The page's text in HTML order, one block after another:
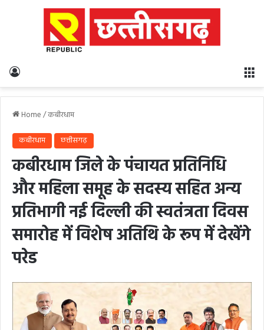
Home/कबीरधाम
कबीरधाम छत्तीसगढ़
कबीरधाम जिले के पंचायत प्रतिनिधि
और महिला समूह के सदस्य सहित अन्य
प्रतिभागी नई दिल्ली की स्वतंत्रता दिवस
समारोह में विशेष अतिथि के रूप में देखेंगे
परेड